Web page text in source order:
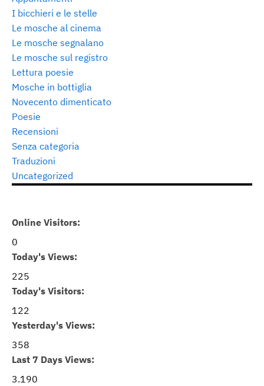
I bicchieri e le stelle
Le mosche al cinema
Le mosche segnalano
Le mosche sul registro
Lettura poesie
Mosche in bottiglia
Novecento dimenticato
Poesie
Recensioni
Senza categoria
Traduzioni
Uncategorized
Online Visitors:
0
Today's Views:
225
Today's Visitors:
122
Yesterday's Views:
358
Last 7 Days Views:
3.190